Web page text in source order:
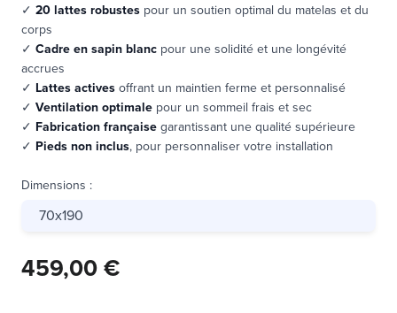
✓ 20 lattes robustes pour un soutien optimal du matelas et du
corps
✓ Cadre en sapin blanc pour une solidité et une longévité
accrues
✓ Lattes activesoffrant un maintien ferme et personnalisé
✓ Ventilation optimale pour un sommeil frais et sec
✓ Fabrication françaisegarantissant une qualité supérieure
✓ Pieds non inclus, pour personnaliser votre installation
Dimensions :
70x190
459,00 €